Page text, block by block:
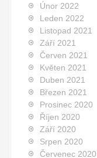
Únor 2022
Leden 2022
Listopad 2021
Září 2021
Červen 2021
Květen 2021
Duben 2021
Březen 2021
Prosinec 2020
Říjen 2020
Září 2020
Srpen 2020
Červenec 2020